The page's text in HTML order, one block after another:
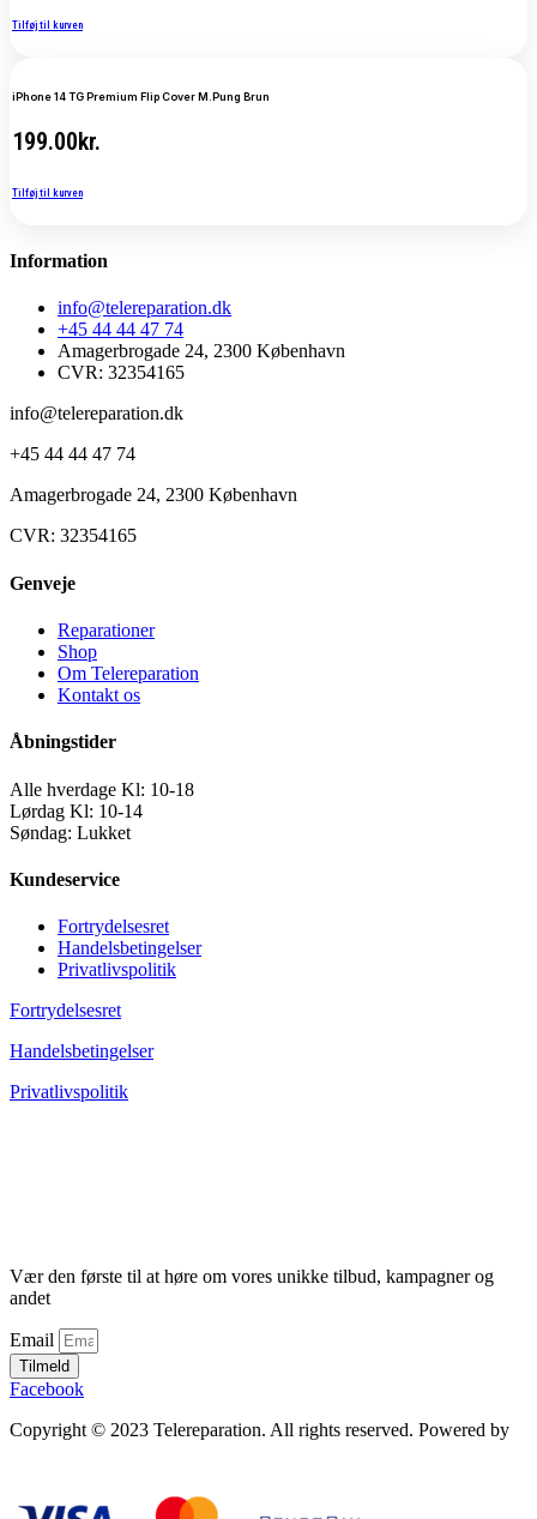
Tilføj til kurven
iPhone 14 TG Premium Flip Cover M.Pung Brun
199.00kr.
Tilføj til kurven
Information
info@telereparation.dk
+45 44 44 47 74
Amagerbrogade 24, 2300 København
CVR: 32354165
info@telereparation.dk
+45 44 44 47 74
Amagerbrogade 24, 2300 København
CVR: 32354165
Genveje
Reparationer
Shop
Om Telereparation
Kontakt os
Åbningstider
Alle hverdage Kl: 10-18
Lørdag Kl: 10-14
Søndag: Lukket
Kundeservice
Fortrydelsesret
Handelsbetingelser
Privatlivspolitik
Fortrydelsesret
Handelsbetingelser
Privatlivspolitik
Vær den første til at høre om vores unikke tilbud, kampagner og
andet
Email
Tilmeld
Facebook
Copyright © 2023 Telereparation. All rights reserved. Powered by